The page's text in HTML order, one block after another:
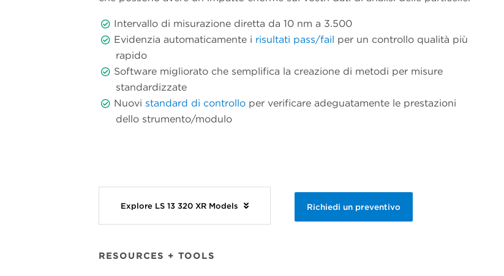
Intervallo di misurazione diretta da 10 nm a 3.500
Evidenzia automaticamente i risultati pass/fail per un controllo qualità più
rapido
Software migliorato che semplifica la creazione di metodi per misure
standardizzate
Nuovi standard di controllo per verificare adeguatamente le prestazioni
dello strumento/modulo
Explore LS 13 320 XR Models Richiedi un preventivo
RESOURCES + TOOLS